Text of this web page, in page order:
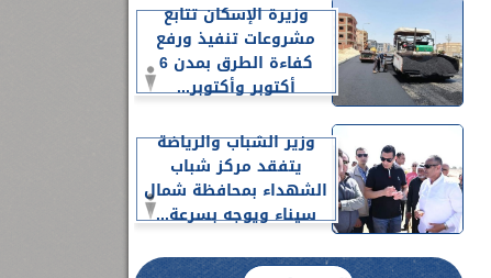
وزيرة الإسكان تتابع
مشروعات تنفيذ ورفع
كفاءة الطرق بمدن 6
أكتوبر وأكتوبر...
وزير الشباب والرياضة
يتفقد مركز شباب
الشهداء بمحافظة شمال
سيناء ويوجه بسرعة...